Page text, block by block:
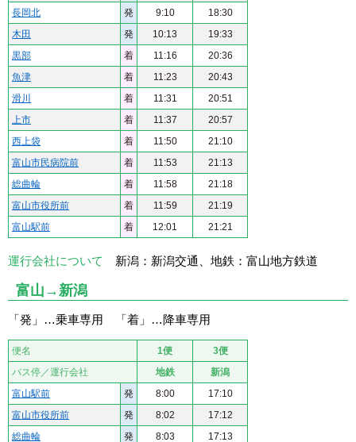
長岡北
発
木田
発
黒部
着
魚津
着
滑川
着
上市
着
西上袋
着
富山市民病院前
着
総曲輪
着
富山市役所前
着
富山駅前
着
9:10
18:30
10:13
19:33
11:16
20:36
11:23
20:43
11:31
20:51
11:37
20:57
11:50
21:10
11:53
21:13
11:58
21:18
11:59
21:19
12:01
21:21
運行会社について 新潟：新潟交通、地鉄：富山地方鉄道
富山→新潟
「発」…乗車専用 「着」…降車専用
便名
バス停／運行会社
富山駅前
発
富山市役所前
発
総曲輪
発
1便
3便
地鉄
新潟
8:00
17:10
8:02
17:12
8:03
17:13